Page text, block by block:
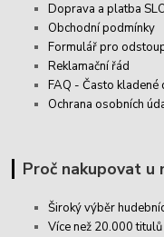
Doprava a platba
Obchodní podmínky
Formulář pro
Reklamační řád
FAQ - Často kladené
Ochrana osobních
Proč nakupovat u
Široký výběr
Více než 20.000